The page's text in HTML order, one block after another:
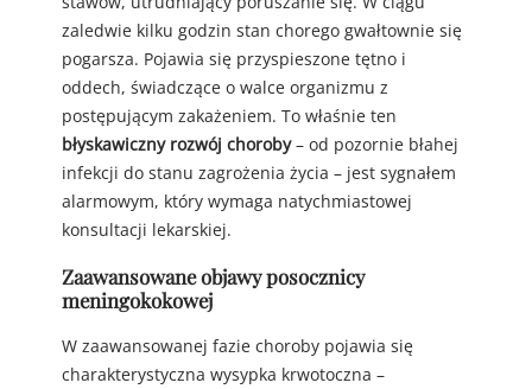
zaledwie kilku godzin stan chorego gwałtownie się
pogarsza. Pojawia się przyspieszone tętno i
oddech, świadczące o walce organizmu z
postępującym zakażeniem. To właśnie ten
błyskawiczny rozwój choroby– od pozornie błahej
infekcji do stanu zagrożenia życia – jest sygnałem
alarmowym, który wymaga natychmiastowej
konsultacji lekarskiej.
Zaawansowane objawy posocznicy
meningokokowej
W zaawansowanej fazie choroby pojawia się
charakterystyczna wysypka krwotoczna –